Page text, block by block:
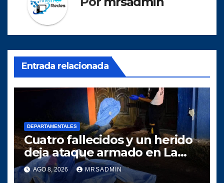
Entrada relacionada
DEPARTAMENTALES
Cuatro fallecidos y un herido
deja ataque armado en La
Gomera, Escuintla
AGO 8, 2026 MRSADMIN